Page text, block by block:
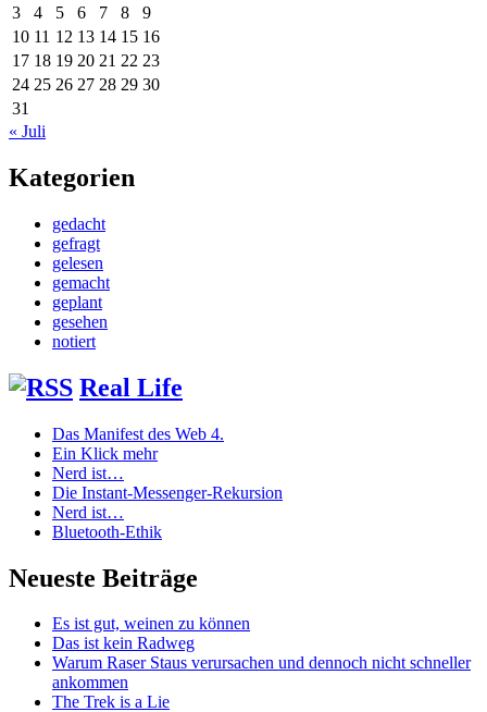
3
4 5 6 7 8
9
10 11 12 13 14 15 16
17 18 19 20 21 22 23
24 25 26 27 28 29 30
31
« Juli
Kategorien
gedacht
gefragt
gelesen
gemacht
geplant
gesehen
notiert
Real Life
Das Manifest des Web 4.
Ein Klick mehr
Nerd ist…
Die Instant-Messenger-Rekursion
Nerd ist…
Bluetooth-Ethik
Neueste Beiträge
Es ist gut, weinen zu können
Das ist kein Radweg
Warum Raser Staus verursachen und dennoch nicht schneller
ankommen
The Trek is a Lie